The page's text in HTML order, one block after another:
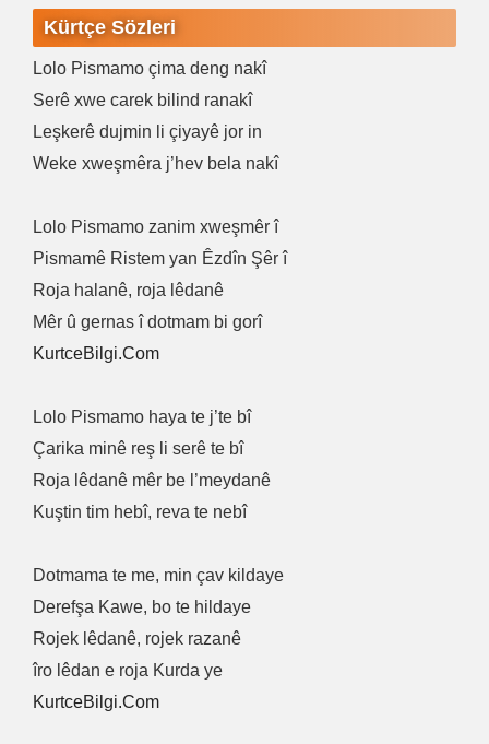
Kürtçe Sözleri
Lolo Pismamo çima deng nakî
Serê xwe carek bilind ranakî
Leşkerê dujmin li çiyayê jor in
Weke xweşmêra j’hev bela nakî
Lolo Pismamo zanim xweşmêr î
Pismamê Ristem yan Êzdîn Şêr î
Roja halanê, roja lêdanê
Mêr û gernas î dotmam bi gorî
KurtceBilgi.Com
Lolo Pismamo haya te j’te bî
Çarika minê reş li serê te bî
Roja lêdanê mêr be l’meydanê
Kuştin tim hebî, reva te nebî
Dotmama te me, min çav kildaye
Derefşa Kawe, bo te hildaye
Rojek lêdanê, rojek razanê
îro lêdan e roja Kurda ye
KurtceBilgi.Com